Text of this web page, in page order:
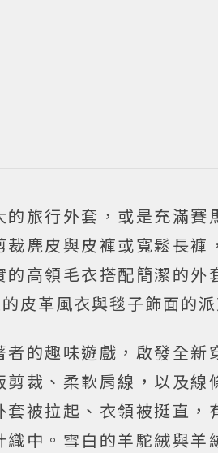
旅行外套，或是充滿
麂皮與皮褲或寬鬆長
高領毛衣搭配簡潔的外
皮革風衣與毯子飾面的派
的趣味遊戲，啟發全
裁、柔軟肩線，以及線
被拉起、衣領被挺直
中。雪白的羊駝絨與